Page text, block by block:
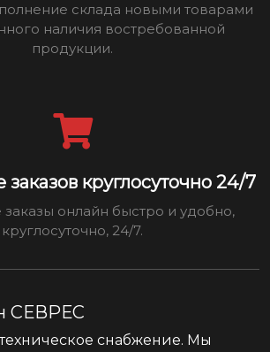
склада новыми товарами
наличия востребованной
продукции.
круглосуточно 24/7
онлайн быстро и удобно,
круглосуточно, 24/7.
СЕВРЕС
снабжение. Мы